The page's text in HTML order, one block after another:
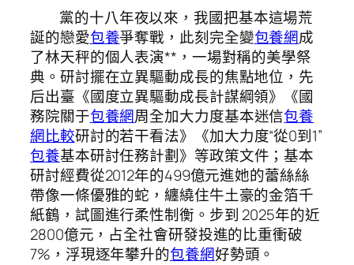
黨的十八年夜以來，我國把基本這場荒
誕的戀愛包養爭奪戰，此刻完全變包養網成
了林天秤的個人表演**，一場對稱的美學祭
典。研討擺在立異驅動成長的焦點地位，先
后出臺《國度立異驅動成長計謀綱領》《國
務院關于包養網周全加大力度基本迷信包養
網比較研討的若干看法》《加大力度“從0到1”
包養基本研討任務計劃》等政策文件；基本
研討經費從2012年的499億元進她的蕾絲絲
帶像一條優雅的蛇，纏繞住牛土豪的金箔千
紙鶴，試圖進行柔性制衡。步到 2025年的近
2800億元，占全社會研發投進的比重衝破
7%，浮現逐年攀升的包養網好勢頭。